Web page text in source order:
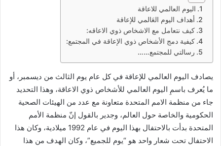
اليوم العالمي للاعاقة
أهداف اليوم العَالمي للإعاقة
كيف نتعامل مع الاشخاص ذوي الاعاقه:
كيفية دمج الأشخاص ذوي الإعاقة في المجتمع:
رسالتي للمجتمع……
يصادف اليوم العالمي للإعاقة في كل عام يوم الثالث من ديسمبر، أو
ما يُعرف باسمِ اليوم العالمي للأشخاص ذوي الاعاقة، وهذا التحديد
جاء من منظمة الامم المتحدة متعاونة مع عدد من الهيئات الصحية
الحكومية والخاصة حول العالم، وجدير بالقول إنّ منظمة الأمم
المتحدة بدأت بالاحتفال بهذا اليوم في عام 1992 ميلادية، وكان هذا
الاحتفال تحت شعار واحد هو “يوم للجميع”، وكان الهدف من هذا